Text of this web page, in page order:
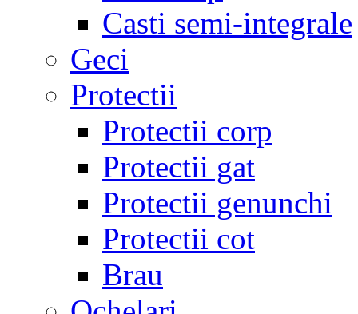
Casti semi-integrale
Geci
Protectii
Protectii corp
Protectii gat
Protectii genunchi
Protectii cot
Brau